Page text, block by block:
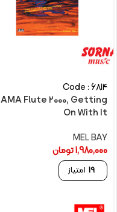
Code : 6814
AMA Flute 2000, Getting
On With It
MEL BAY
1,980,000تومان
19 امتیاز